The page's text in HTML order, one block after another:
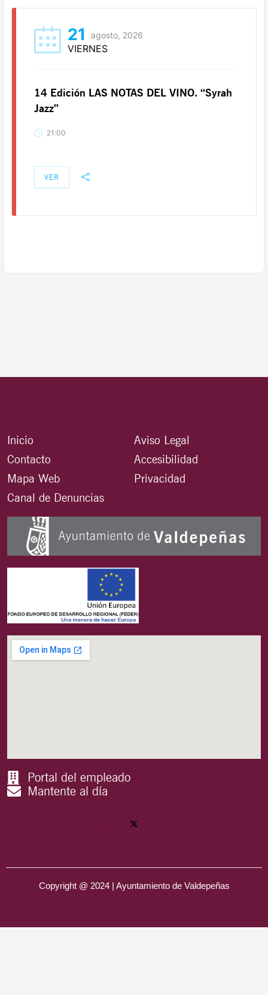
21 agosto, 2026
VIERNES
14 Edición LAS NOTAS DEL VINO. “Syrah
Jazz”
21:00
VER
Inicio
Contacto
Mapa Web
Canal de Denuncias
Aviso Legal
Accesibilidad
Privacidad
Portal del empleado
Mantente al día
Copyright @ 2024 | Ayuntamiento de Valdepeñas